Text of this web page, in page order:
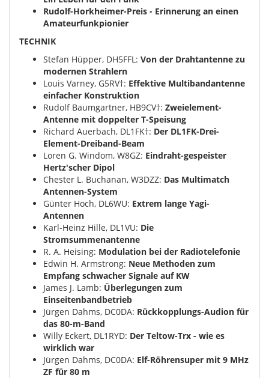
Rudolf-Horkheimer-Preis - Erinnerung an einen
Amateurfunkpionier
TECHNIK
Stefan Hüpper, DH5FFL: Von der Drahtantenne zu
modernen Strahlern
Louis Varney, G5RV†: Effektive Multibandantenne
einfacher Konstruktion
Rudolf Baumgartner, HB9CV†: Zweielement-
Antenne mit doppelter T-Speisung
Richard Auerbach, DL1FK†: Der DL1FK-Drei-
Element-Dreiband-Beam
Loren G. Windom, W8GZ: Eindraht-gespeister
Hertz'scher Dipol
Chester L. Buchanan, W3DZZ: Das Multimatch
Antennen-System
Günter Hoch, DL6WU: Extrem lange Yagi-
Antennen
Karl-Heinz Hille, DL1VU: Die
Stromsummenantenne
R. A. Heising: Modulation bei der Radiotelefonie
Edwin H. Armstrong: Neue Methoden zum
Empfang schwacher Signale auf KW
James J. Lamb: Überlegungen zum
Einseitenbandbetrieb
Jürgen Dahms, DC0DA: Rückkopplungs-Audion für
das 80-m-Band
Willy Eckert, DL1RYD: Der Teltow-Trx - wie es
wirklich war
Jürgen Dahms, DC0DA: Elf-Röhrensuper mit 9 MHz
ZF für 80 m